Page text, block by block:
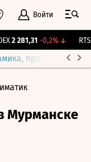
Войти
2 281,31 -0,2%↓ RTSI
прогнозы
Мурманске